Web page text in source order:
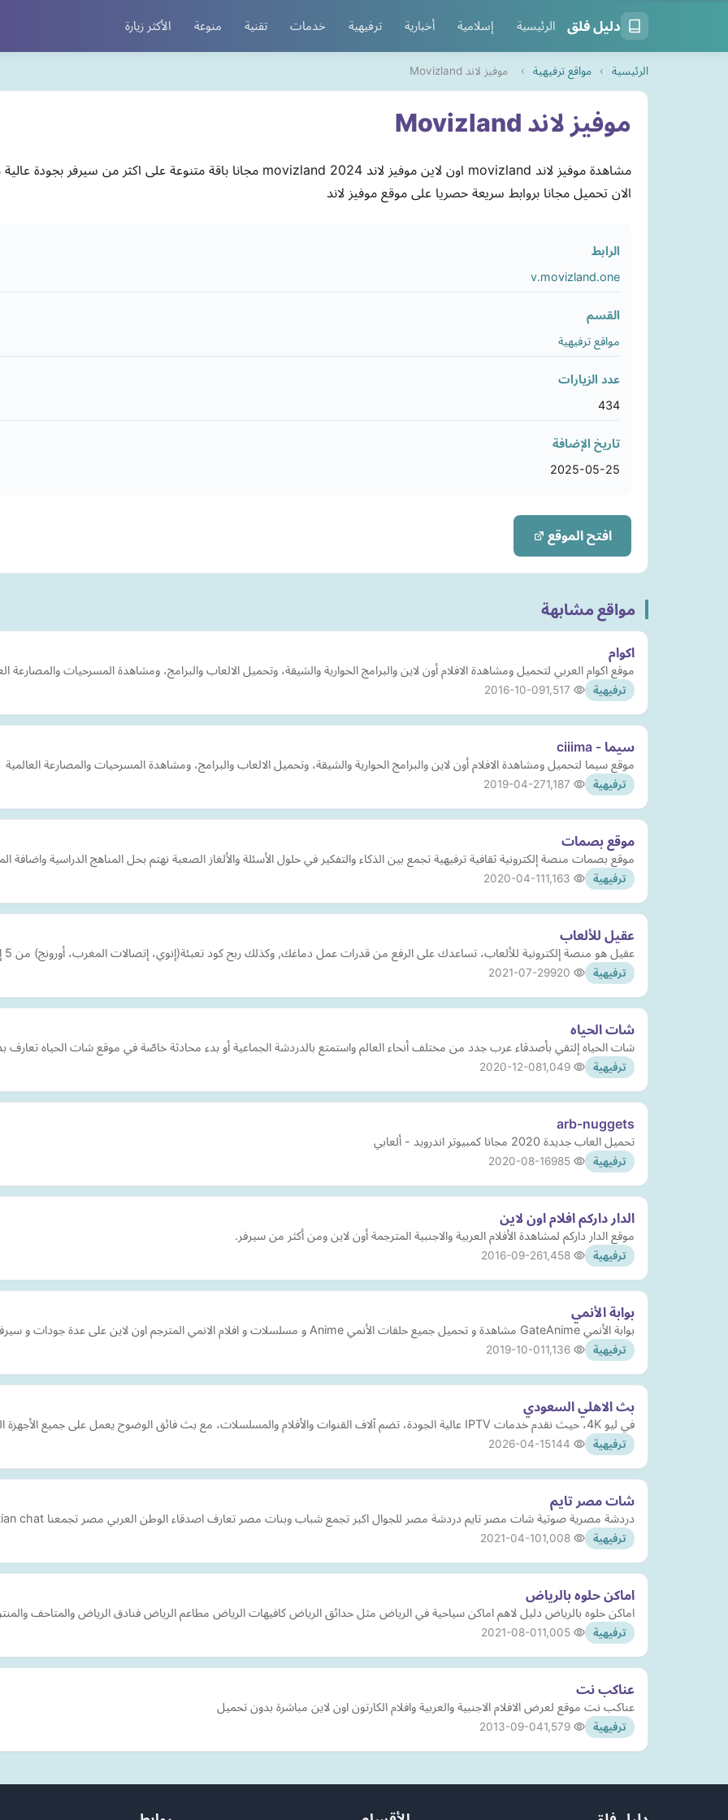
دليل فلق الرئيسية إسلامية أخبارية ترفيهية خدمات تقنية منوعة الأكثر زيارة
الرئيسية › مواقع ترفيهية › موفيز لاند Movizland
موفيز لاند Movizland
الان تحميل مجانا بروابط سريعة حصريا على موقع موفيز لاند
الرابط
v.movizland.one
القسم
مواقع ترفيهية
عدد الزيارات
434
تاريخ الإضافة
2025-05-25
افتح الموقع
مواقع مشابهة
اكوام
موقع اكوام العربي لتحميل ومشاهدة الافلام أون لاين والبرامج الحوارية والشيقة، وتحميل الالعاب والبرامج، ومشاهدة المسرحيات والمصارعة
ترفيهية 2016-10-09
سيما - ciiima
موقع سيما لتحميل ومشاهدة الافلام أون لاين والبرامج الحوارية والشيقة، وتحميل الالعاب والبرامج، ومشاهدة المسرحيات والمصارعة العالمية
ترفيهية 2019-04-27
موقع بصمات
موقع بصمات منصة إلكترونية ثقافية ترفيهية تجمع بين الذكاء والتفكير في حلول الأسئلة والألغاز الصعبة نهتم بحل المناهج الدراسية واضافة
ترفيهية 2020-04-11
عقيل للألعاب
عقيل هو منصة إلكترونية للألعاب، تساعدك على الرفع من قدرات عمل دماغك, وكذلك ربح كود تعبئة(إنوي، إتصالات المغرب، أورونج) من 5 إلى 10 دراهم، أدخل و جرب الأن.
ترفيهية 2021-07-29
شات الحياه
شات الحياه إلتقي بأصدقاء عرب جدد من مختلف أنحاء العالم واستمتع بالدردشة الجماعية أو بدء محادثة خاصّة في موقع شات الحياه تعارف
ترفيهية 2020-12-08
arb-nuggets
تحميل العاب جديدة 2020 مجانا كمبيوتر اندرويد - ألعابي
ترفيهية 2020-08-16
الدار داركم افلام اون لاين
موقع الدار داركم لمشاهدة الأفلام العربية والاجنبية المترجمة أون لاين ومن أكثر من سيرفر.
ترفيهية 2016-09-26
بوابة الأنمي
بوابة الأنمي GateAnime مشاهدة و تحميل جميع حلقات الأنمي Anime و مسلسلات و افلام الانمي المترجم اون لاين على عدة جودات و سيرفرات
ترفيهية 2019-10-01
بث الاهلي السعودي
في ليو 4K، حيث نقدم خدمات IPTV عالية الجودة، تضم آلاف القنوات والأفلام والمسلسلات، مع بث فائق الوضوح يعمل على جميع الأجهزة الذكية. استمتع بتجربة مشاهدة سلسة ودعم فني متواصل.
ترفيهية 2026-04-15
شات مصر تايم
دردشة مصرية صوتية شات مصر تايم دردشة مصر للجوال اكبر تجمع شباب وبنات مصر تعارف اصدقاء الوطن العربي مصر تجمعنا Egyptian chat.
ترفيهية 2021-04-10
اماكن حلوه بالرياض
اماكن حلوه بالرياض دليل لاهم اماكن سياحية في الرياض مثل حدائق الرياض كافيهات الرياض مطاعم الرياض فنادق الرياض والمتاحف
ترفيهية 2021-08-01
عناكب نت
عناكب نت موقع لعرض الافلام الاجنبية والعربية وافلام الكارتون اون لاين مباشرة بدون تحميل
ترفيهية 2013-09-04